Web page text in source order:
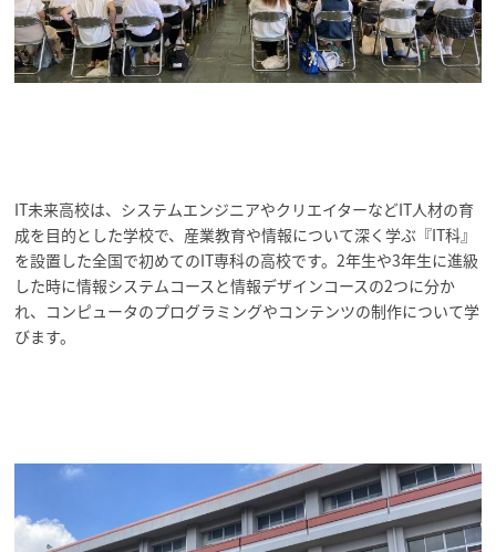
IT未来高校は、システムエンジニアやクリエイターなどIT人材の育
成を目的とした学校で、産業教育や情報について深く学ぶ『IT科』
を設置した全国で初めてのIT専科の高校です。2年生や3年生に進級
した時に情報システムコースと情報デザインコースの2つに分か
れ、コンピュータのプログラミングやコンテンツの制作について学
びます。